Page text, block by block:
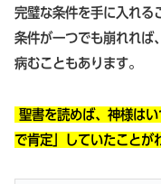
完璧な条件を手に入れる
条件が一つでも崩れれば
病むこともあります。
聖書を読めば、神様は
で肯定」していたことが